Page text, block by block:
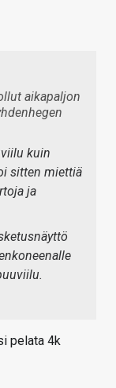
aikapaljon
kuin
sitten miettiä
ja
pelata 4k